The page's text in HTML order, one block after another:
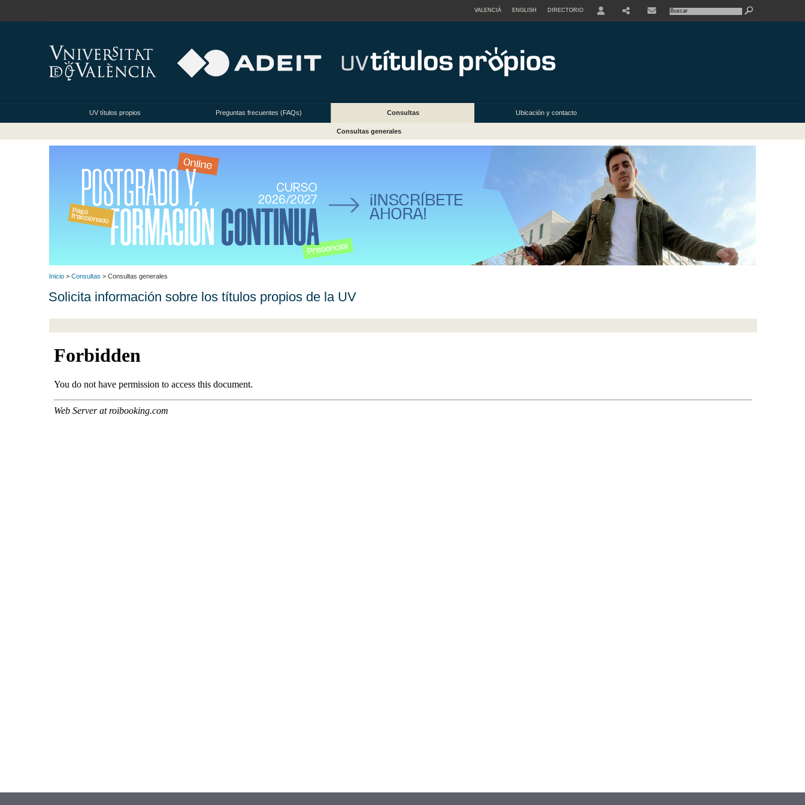
VALENCIÀ ENGLISH DIRECTORIO
UV títulos propios Preguntas frecuentes (FAQs) Consultas Ubicación y contacto
Consultas generales
Inicio > Consultas > Consultas generales
Solicita información sobre los títulos propios de la UV